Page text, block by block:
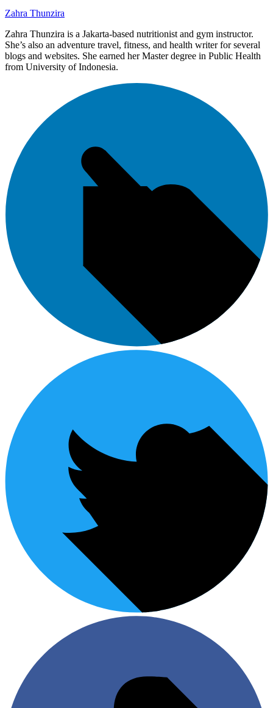
Zahra Thunzira
Zahra Thunzira is a Jakarta-based nutritionist and gym instructor.
She’s also an adventure travel, fitness, and health writer for several
blogs and websites. She earned her Master degree in Public Health
from University of Indonesia.